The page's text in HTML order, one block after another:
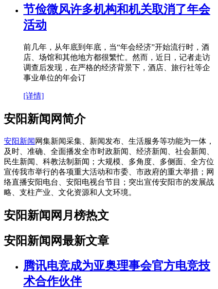
节俭微风许多机构和机关取消了年会
活动
前几年，从年底到年底，当“年会经济”开始流行时，酒
店、场馆和其他地方都很繁忙。然而，近日，记者走访
调查后发现，在严格的经济背景下，酒店、旅行社等企
事业单位的年会订
[详情]
安阳新闻网简介
安阳新闻 网集新闻采集、新闻发布、生活服务等功能为一体，
及时、准确、全面播发全市时政新闻、经济新闻、社会新闻、
民生新闻、科教法制新闻；大规模、多角度、多侧面、全方位
宣传我市举行的各项重大活动和市委、市政府的重大举措；网
络直播安阳电台、安阳电视台节目；突出宣传安阳市的发展战
略、支柱产业、文化资源和人文环境。
安阳新闻网月榜热文
安阳新闻网最新文章
腾讯电竞成为亚奥理事会官方电竞技
术合作伙伴